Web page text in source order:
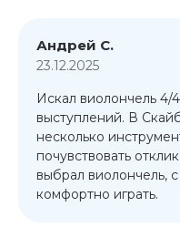
Андрей С.
23.12.2025
Искал виолончель 4/
выступлений. В
несколько
почувствовать
выбрал виолончель,
комфортно играть.